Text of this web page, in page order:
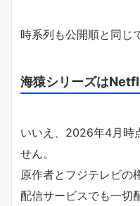
時系列も公開順と同じ
海猿シリーズは
いいえ、2026年4月時
せん。
原作者とフジテレビの
配信サービスでも一切